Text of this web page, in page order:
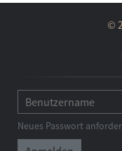
©
Neues Passwort